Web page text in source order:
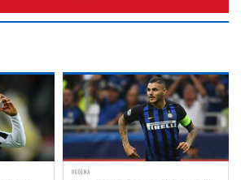
OGÓLNA